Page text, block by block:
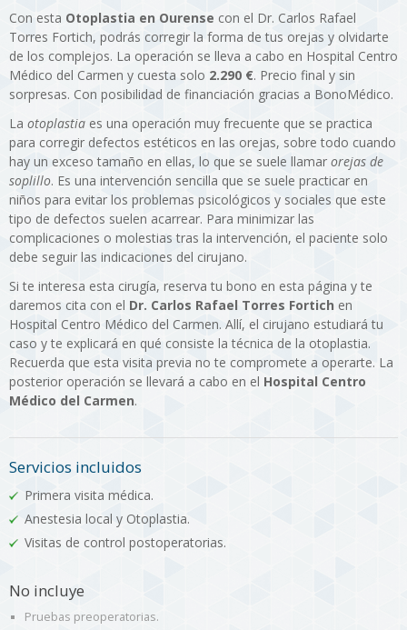
Con esta Otoplastia en Ourense con el Dr. Carlos Rafael
Torres Fortich, podrás corregir la forma de tus orejas y olvidarte
de los complejos. La operación se lleva a cabo en Hospital Centro
Médico del Carmen y cuesta solo 2.290 €. Precio final y sin
sorpresas. Con posibilidad de financiación gracias a BonoMédico.
La otoplastia es una operación muy frecuente que se practica
para corregir defectos estéticos en las orejas, sobre todo cuando
hay un exceso tamaño en ellas, lo que se suele llamar orejas de
soplillo. Es una intervención sencilla que se suele practicar en
niños para evitar los problemas psicológicos y sociales que este
tipo de defectos suelen acarrear. Para minimizar las
complicaciones o molestias tras la intervención, el paciente solo
debe seguir las indicaciones del cirujano.
Si te interesa esta cirugía, reserva tu bono en esta página y te
daremos cita con el Dr. Carlos Rafael Torres Fortich en
Hospital Centro Médico del Carmen. Allí, el cirujano estudiará tu
caso y te explicará en qué consiste la técnica de la otoplastia.
Recuerda que esta visita previa no te compromete a operarte. La
posterior operación se llevará a cabo en el Hospital Centro
Médico del Carmen.
Servicios incluidos
Primera visita médica.
Anestesia local y Otoplastia.
Visitas de control postoperatorias.
No incluye
Pruebas preoperatorias.